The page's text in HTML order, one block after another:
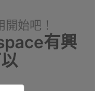
始吧！
有興